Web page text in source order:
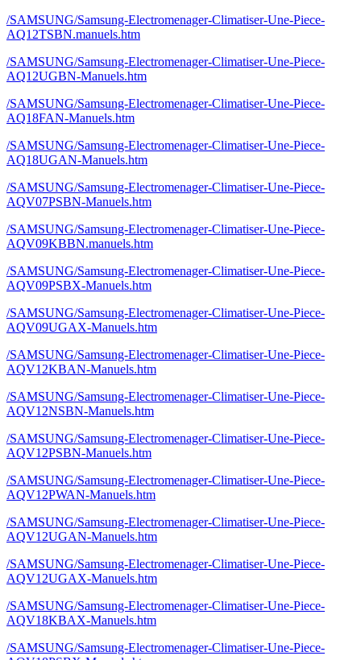
/SAMSUNG/Samsung-Electromenager-Climatiser-Une-Piece-
AQ12TSBN.manuels.htm
/SAMSUNG/Samsung-Electromenager-Climatiser-Une-Piece-
AQ12UGBN-Manuels.htm
/SAMSUNG/Samsung-Electromenager-Climatiser-Une-Piece-
AQ18FAN-Manuels.htm
/SAMSUNG/Samsung-Electromenager-Climatiser-Une-Piece-
AQ18UGAN-Manuels.htm
/SAMSUNG/Samsung-Electromenager-Climatiser-Une-Piece-
AQV07PSBN-Manuels.htm
/SAMSUNG/Samsung-Electromenager-Climatiser-Une-Piece-
AQV09KBBN.manuels.htm
/SAMSUNG/Samsung-Electromenager-Climatiser-Une-Piece-
AQV09PSBX-Manuels.htm
/SAMSUNG/Samsung-Electromenager-Climatiser-Une-Piece-
AQV09UGAX-Manuels.htm
/SAMSUNG/Samsung-Electromenager-Climatiser-Une-Piece-
AQV12KBAN-Manuels.htm
/SAMSUNG/Samsung-Electromenager-Climatiser-Une-Piece-
AQV12NSBN-Manuels.htm
/SAMSUNG/Samsung-Electromenager-Climatiser-Une-Piece-
AQV12PSBN-Manuels.htm
/SAMSUNG/Samsung-Electromenager-Climatiser-Une-Piece-
AQV12PWAN-Manuels.htm
/SAMSUNG/Samsung-Electromenager-Climatiser-Une-Piece-
AQV12UGAN-Manuels.htm
/SAMSUNG/Samsung-Electromenager-Climatiser-Une-Piece-
AQV12UGAX-Manuels.htm
/SAMSUNG/Samsung-Electromenager-Climatiser-Une-Piece-
AQV18KBAX-Manuels.htm
/SAMSUNG/Samsung-Electromenager-Climatiser-Une-Piece-